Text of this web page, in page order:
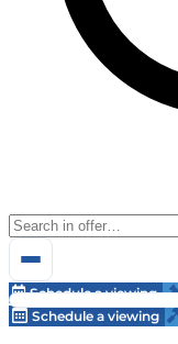
Schedule a viewing
Schedule a viewing